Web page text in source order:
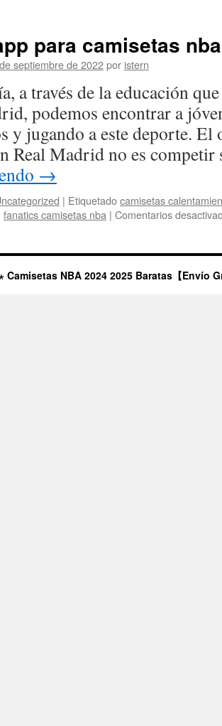
para camisetas
septiembre de 2022por istern
a través de la educación
podemos encontrar a
y jugando a este deporte. El
Real Madrid no es
→
| Etiquetadocamisetas
fanatics camisetas nba | Comentarios
Camisetas NBA 2024 2025 Baratas【Envío